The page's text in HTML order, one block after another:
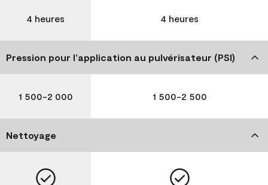
4 heures 4 heures
Pression pour l’application au pulvérisateur (PSI)
1 500-2 000 1 500-2 500
Nettoyage